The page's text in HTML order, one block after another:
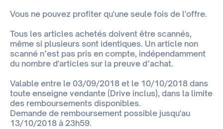
Vous ne pouvez profiter qu'une seule fois de l'offre.
Tous les articles achetés doivent être scannés,
même si plusieurs sont identiques. Un article non
scanné n’est pas pris en compte, indépendamment
du nombre d'articles sur la preuve d’achat.
Valable entre le 03/09/2018 et le 10/10/2018 dans
toute enseigne vendante (Drive inclus), dans la limite
des remboursements disponibles.
Demande de remboursement possible jusqu'au
13/10/2018 à 23h59.